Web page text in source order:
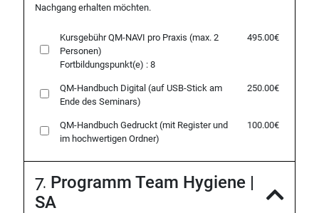
Nachgang erhalten möchten.
Kursgebühr QM-NAVI pro Praxis (max. 2
Personen)
Fortbildungspunkt(e) : 8
495.00€
QM-Handbuch Digital (auf USB-Stick am
Ende des Seminars)
250.00€
QM-Handbuch Gedruckt (mit Register und
im hochwertigen Ordner)
100.00€
7. Programm Team Hygiene |
SA